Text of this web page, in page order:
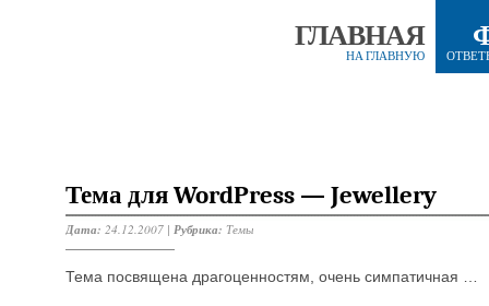
ГЛАВНАЯ
НА ГЛАВНУЮ
Тема для WordPress — Jewellery
Дата: 24.12.2007 | Рубрика: Темы
Тема посвящена драгоценностям, очень симпатичная …